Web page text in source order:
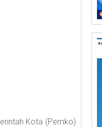
Kota (Pemko)